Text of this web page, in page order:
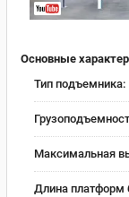
Основные
Тип подъемника:
Максимальная
Длина платформ